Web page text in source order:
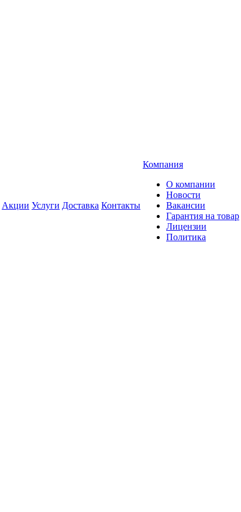
Акции Услуги Доставка Контакты
Компания
О компании
Новости
Вакансии
Гарантия на товар
Лицензии
Политика